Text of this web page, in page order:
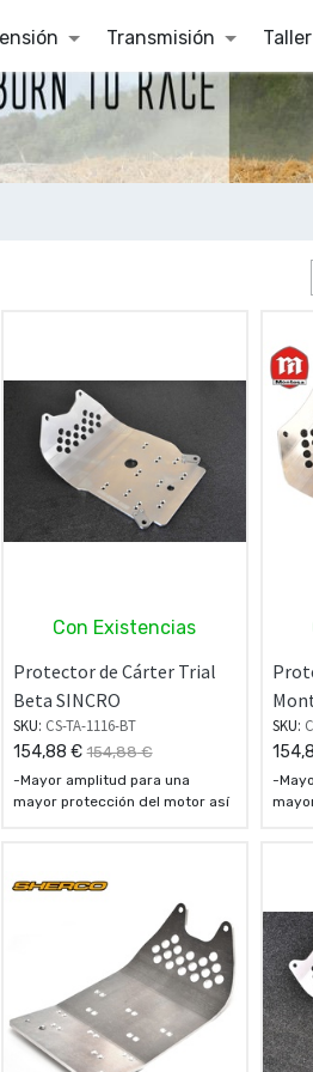
Transmisión Taller
Con Existencias
Protector de Cárter Trial
Beta SINCRO
SKU: CS-TA-1116-BT
154,88 € 154,88€
-Mayor amplitud para una
mayor protección del motor así
- Fabricada en aluminio Avional
- Todas las placas están
preparadas para montar el kit
de dientes para mayor agarre.
SKU:
-
2024
-
de